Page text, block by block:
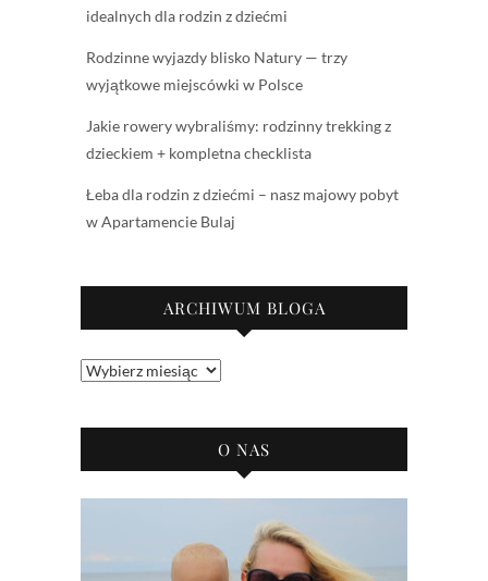
idealnych dla rodzin z dziećmi
Rodzinne wyjazdy blisko Natury — trzy
wyjątkowe miejscówki w Polsce
Jakie rowery wybraliśmy: rodzinny trekking z
dzieckiem + kompletna checklista
Łeba dla rodzin z dziećmi – nasz majowy pobyt
w Apartamencie Bulaj
ARCHIWUM BLOGA
Archiwum
O NAS